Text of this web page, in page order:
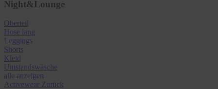
Night&Lounge
Oberteil
Hose lang
Leggings
Shorts
Kleid
Umstandswäsche
alle anzeigen
Activewear Zurück